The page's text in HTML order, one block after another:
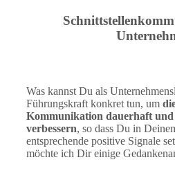
Was kannst Du als
Führungskraft konkret tun, um
Kommunikation dauerhaft und
verbessern, so dass Du in
entsprechende positive Signale
möchte ich Dir einige